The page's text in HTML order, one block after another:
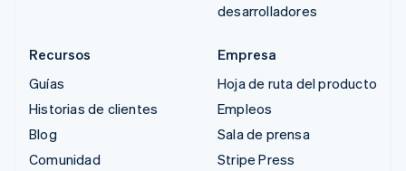
desarrolladores
Recursos
Guías
Historias de clientes
Blog
Comunidad
Empresa
Hoja de ruta del producto
Empleos
Sala de prensa
Stripe Press